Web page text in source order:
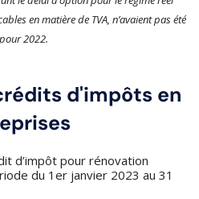
en matière de TVA, n’avaient pas été
2022.
d'impôts en
d’impôt pour rénovation
du 1er janvier 2023 au 31